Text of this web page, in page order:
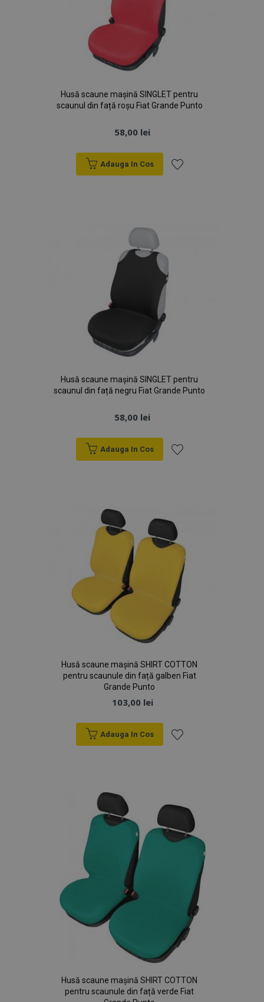
Husă scaune mașină SINGLET pentru
scaunul din față roșu Fiat Grande Punto
58,00 lei
Adauga In Cos
Husă scaune mașină SINGLET pentru
scaunul din față negru Fiat Grande Punto
58,00 lei
Adauga In Cos
Dorințe
Husă scaune mașină SHIRT COTTON
pentru scaunule din față galben Fiat
Grande Punto
103,00 lei
Adauga In Cos
Dorințe
Husă scaune mașină SHIRT COTTON
pentru scaunule din față verde Fiat